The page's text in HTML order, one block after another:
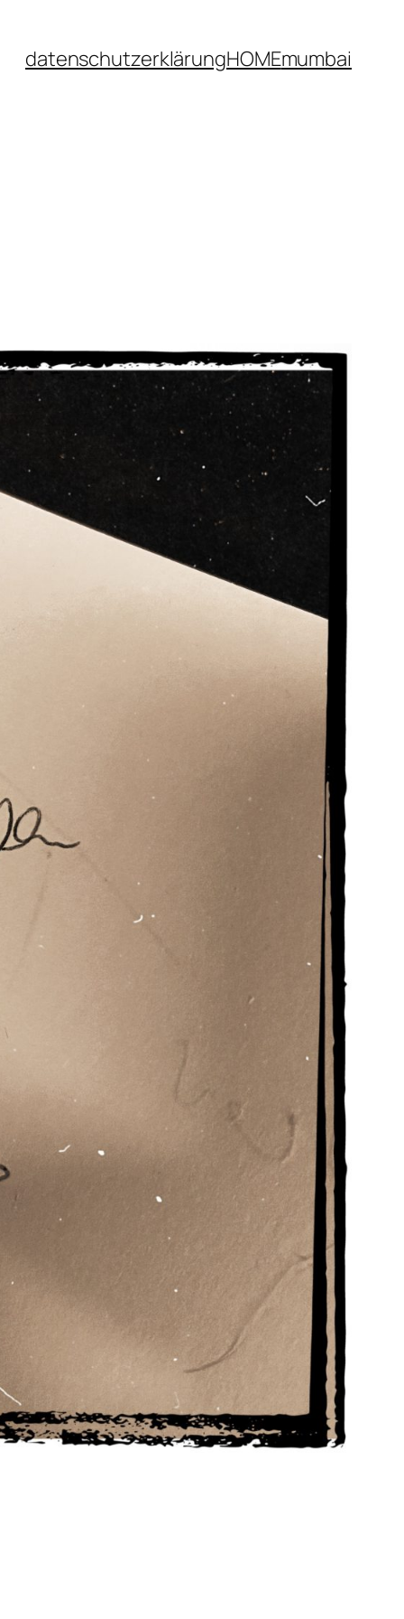
datenschutzerklärungHOMEmumbai